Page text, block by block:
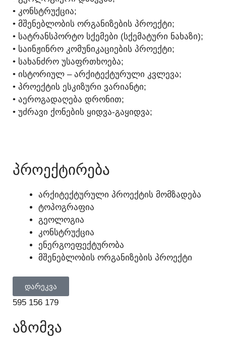
• ᲙᲝᲜᲡᲢᲠᲣᲥᲪᲘᲐ;
• ᲛᲨᲔᲜᲔᲑᲚᲝᲑᲘᲡ ᲝᲠᲒᲐᲜᲘᲖᲔᲑᲘᲡ ᲞᲠᲝᲔᲥᲢᲘ;
• ᲡᲐᲢᲠᲐᲜᲡᲞᲝᲠᲢᲝ ᲡᲥᲔᲛᲔᲑᲘ (ᲡᲥᲔᲛᲐᲢᲣᲠᲘ ᲜᲐᲮᲐᲖᲘ);
• ᲡᲐᲘᲜᲟᲘᲜᲠᲝ ᲙᲝᲛᲣᲜᲘᲙᲐᲪᲘᲔᲑᲘᲡ ᲞᲠᲝᲔᲥᲢᲘ;
• ᲡᲐᲮᲐᲜᲫᲠᲝ ᲣᲡᲐᲤᲠᲗᲮᲝᲔᲑᲐ;
• ᲘᲡᲢᲝᲠᲘᲣᲚ – ᲐᲠᲥᲘᲢᲔᲥᲢᲣᲠᲣᲚᲘ ᲙᲕᲚᲔᲕᲐ;
• ᲞᲠᲝᲔᲥᲢᲘᲡ ᲔᲡᲙᲘᲖᲣᲠᲘ ᲕᲐᲠᲘᲐᲜᲢᲘ;
• ᲐᲔᲠᲝᲒᲐᲓᲐᲦᲔᲑᲐ ᲓᲠᲝᲜᲘᲗ;
• ᲣᲫᲠᲐᲕᲘ ᲥᲝᲜᲔᲑᲘᲡ ᲧᲘᲓᲕᲐ-ᲒᲐᲧᲘᲓᲕᲐ;
ᲞᲠᲝᲔᲥᲢᲘᲠᲔᲑᲐ
ᲐᲠᲥᲘᲢᲔᲥᲢᲣᲠᲣᲚᲘ ᲞᲠᲝᲔᲥᲢᲘᲡ ᲛᲝᲛᲖᲐᲓᲔᲑᲐ
ᲢᲝᲞᲝᲒᲠᲐᲤᲘᲐ
ᲒᲔᲝᲚᲝᲒᲘᲐ
ᲙᲝᲜᲡᲢᲠᲣᲥᲪᲘᲐ
ᲔᲜᲔᲠᲒᲝᲔᲤᲔᲥᲢᲣᲠᲝᲑᲐ
ᲛᲨᲔᲜᲔᲑᲚᲝᲑᲘᲡ ᲝᲠᲒᲐᲜᲘᲖᲔᲑᲘᲡ ᲞᲠᲝᲔᲥᲢᲘ
ᲓᲐᲠᲔᲙᲕᲐ
595 156 179
ᲐᲖᲝᲛᲕᲐ